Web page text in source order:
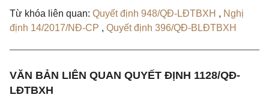
Từ khóa liên quan: Quyết định 948/QĐ-LĐTBXH , Nghị
định 14/2017/NĐ-CP , Quyết định 396/QĐ-BLĐTBXH
VĂN BẢN LIÊN QUAN QUYẾT ĐỊNH 1128/QĐ-
LĐTBXH